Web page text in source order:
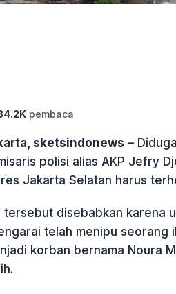
pembaca
sketsindonews –
polisi alias AKP Jefry
Jakarta Selatan harus
tersebut disebabkan karena
telah menipu seorang
korban bernama Noura